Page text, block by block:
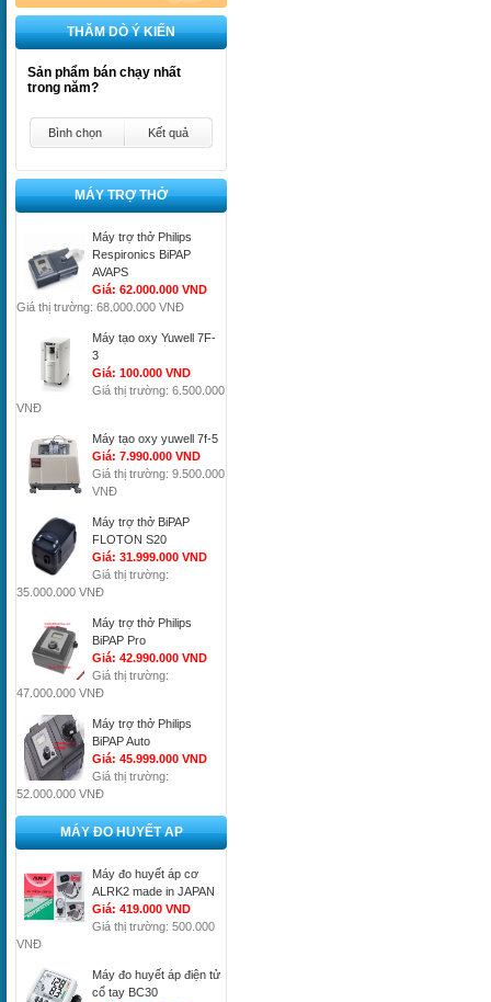
THĂM DÒ Ý KIẾN
Sản phẩm bán chạy nhất
trong năm?
Bình chọn Kết quả
MÁY TRỢ THỞ
Máy trợ thở Philips
Respironics BiPAP
AVAPS
Giá: 62.000.000 VND
Giá thị trường: 68.000.000 VNĐ
Máy tạo oxy Yuwell 7F-
3
Giá: 100.000 VND
Giá thị trường: 6.500.000
VNĐ
Máy tạo oxy yuwell 7f-5
Giá: 7.990.000 VND
Giá thị trường: 9.500.000
VNĐ
Máy trợ thở BiPAP
FLOTON S20
Giá: 31.999.000 VND
Giá thị trường:
35.000.000 VNĐ
Máy trợ thở Philips
BiPAP Pro
Giá: 42.990.000 VND
Giá thị trường:
47.000.000 VNĐ
Máy trợ thở Philips
BiPAP Auto
Giá: 45.999.000 VND
Giá thị trường:
52.000.000 VNĐ
MÁY ĐO HUYẾT AP
Máy đo huyết áp cơ
ALRK2 made in JAPAN
Giá: 419.000 VND
Giá thị trường: 500.000
VNĐ
Máy đo huyết áp điện tử
cổ tay BC30